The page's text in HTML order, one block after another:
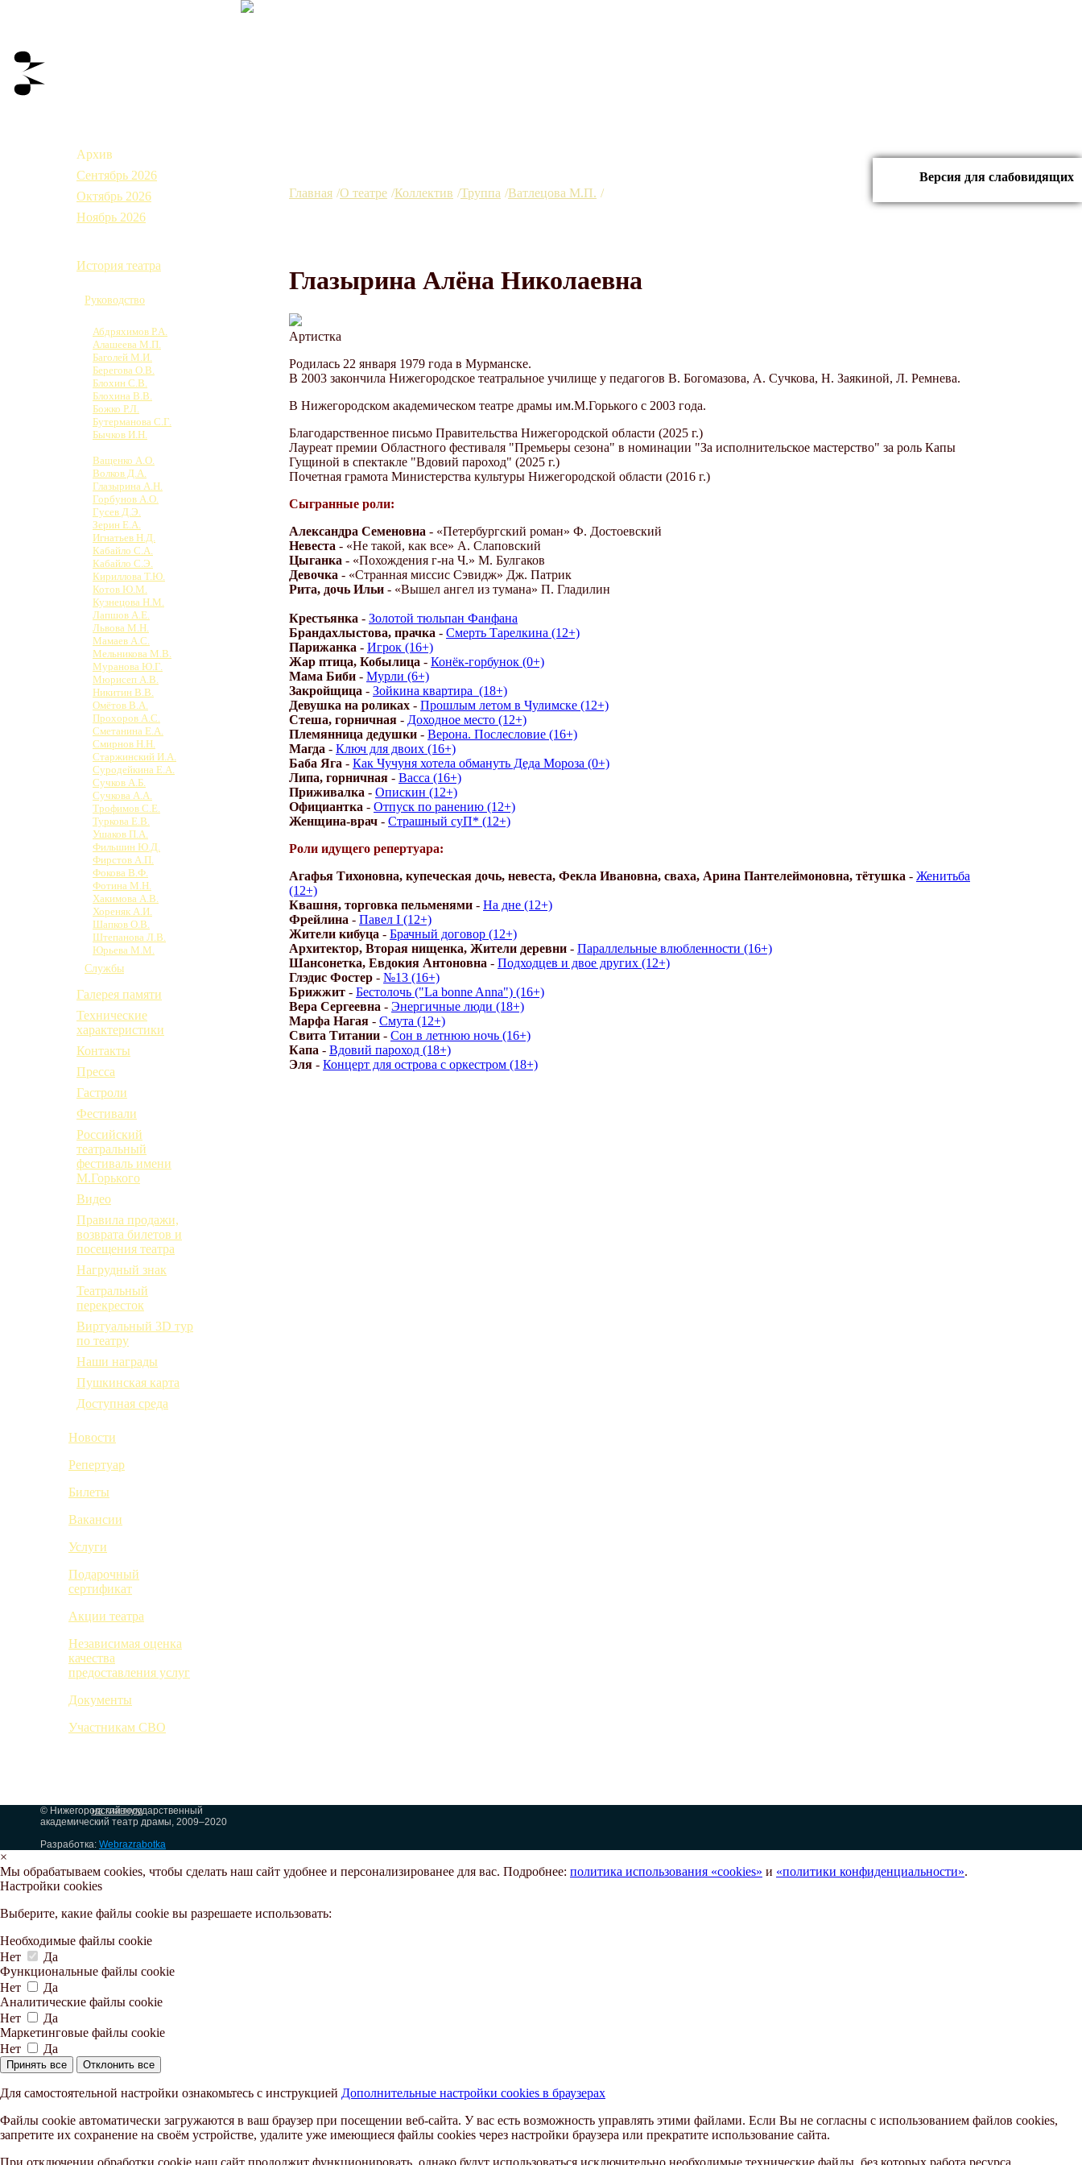
Архив
Сентябрь 2026
Октябрь 2026
Ноябрь 2026
История театра
Руководство
Абдряхимов Р.А.
Алашеева М.П.
Баголей М.И.
Берегова О.В.
Блохин С.В.
Блохина В.В.
Божко Р.Л.
Бутерманова С.Г.
Бычков И.Н.
Ващенко А.О.
Волков Д.А.
Глазырина А.Н.
Горбунов А.О.
Гусев Д.Э.
Зерин Е.А.
Игнатьев Н.Д.
Кабайло С.А.
Кабайло С.Э.
Кириллова Т.Ю.
Котов Ю.М.
Кузнецова Н.М.
Лапшов А.Е.
Львова М.Н.
Мамаев А.С.
Мельникова М.В.
Муранова Ю.Г.
Мюрисеп А.В.
Никитин В.В.
Омётов В.А.
Прохоров А.С.
Сметанина Е.А.
Смирнов Н.Н.
Старжинский И.А.
Суродейкина Е.А.
Сучков А.Б.
Сучкова А.А.
Трофимов С.Е.
Туркова Е.В.
Ушаков П.А.
Фильшин Ю.Д.
Фирстов А.П.
Фокова В.Ф.
Фотина М.Н.
Хакимова А.В.
Хореняк А.И.
Шапков О.В.
Штепанова Л.В.
Юрьева М.М.
Службы
Галерея памяти
Технические
характеристики
Контакты
Пресса
Гастроли
Фестивали
Российский
театральный
фестиваль имени
М.Горького
Видео
Правила продажи,
возврата билетов и
посещения театра
Нагрудный знак
Театральный
перекресток
Виртуальный 3D тур
по театру
Наши награды
Пушкинская карта
Доступная среда
Новости
Репертуар
Билеты
Вакансии
Услуги
Подарочный
сертификат
Акции театра
Независимая оценка
качества
предоставления услуг
Документы
Участникам СВО
на главную
Главная О театре Коллектив Труппа Ватлецова М.П.
Глазырина Алёна Николаевна
Артистка
Родилась 22 января 1979 года в Мурманске.
В 2003 закончила Нижегородское театральное училище у педагогов В. Богомазова, А. Сучкова, Н. Заякиной, Л. Ремнева.
В Нижегородском академическом театре драмы им.М.Горького с 2003 года.
Благодарственное письмо Правительства Нижегородской области (2025 г.)
Лауреат премии Областного фестиваля "Премьеры сезона" в номинации "За исполнительское мастерство" за роль Капы
Гущиной в спектакле "Вдовий пароход" (2025 г.)
Почетная грамота Министерства культуры Нижегородской области (2016 г.)
Сыгранные роли:
Александра Семеновна - «Петербургский роман» Ф. Достоевский
Невеста - «Не такой, как все» А. Слаповский
Цыганка - «Похождения г-на Ч.» М. Булгаков
Девочка - «Странная миссис Сэвидж» Дж. Патрик
Рита, дочь Ильи - «Вышел ангел из тумана» П. Гладилин
Крестьянка - Золотой тюльпан Фанфана
Брандахлыстова, прачка - Смерть Тарелкина (12+)
Парижанка - Игрок (16+)
Жар птица, Кобылица - Конёк-горбунок (0+)
Мама Биби - Мурли (6+)
Закройщица - Зойкина квартира_(18+)
Девушка на роликах - Прошлым летом в Чулимске (12+)
Стеша, горничная - Доходное место (12+)
Племянница дедушки - Верона. Послесловие (16+)
Магда - Ключ для двоих (16+)
Баба Яга - Как Чучуня хотела обмануть Деда Мороза (0+)
Липа, горничная - Васса (16+)
Приживалка - Опискин (12+)
Официантка - Отпуск по ранению (12+)
Женщина-врач - Страшный суП* (12+)
Роли идущего репертуара:
Агафья Тихоновна, купеческая дочь, невеста, Фекла Ивановна, сваха, Арина Пантелеймоновна, тётушка - Женитьба
(12+)
Квашня, торговка пельменями - На дне (12+)
Фрейлина - Павел I (12+)
Жители кибуца - Брачный договор (12+)
Архитектор, Вторая нищенка, Жители деревни - Параллельные влюбленности (16+)
Шансонетка, Евдокия Антоновна - Подходцев и двое других (12+)
Глэдис Фостер - №13 (16+)
Брижжит - Бестолочь ("La bonne Anna") (16+)
Вера Сергеевна - Энергичные люди (18+)
Марфа Нагая - Смута (12+)
Свита Титании - Сон в летнюю ночь (16+)
Капа - Вдовий пароход (18+)
Эля - Концерт для острова с оркестром (18+)
© Нижегородский государственный
академический театр драмы, 2009–2020
Разработка: Webrazrabotka
Версия для слабовидящих
×
Мы обрабатываем cookies, чтобы сделать наш сайт удобнее и персонализированее для вас. Подробнее: политика использования «cookies» и «политики конфиденциальности».
Настройки cookies
Выберите, какие файлы cookie вы разрешаете использовать:
Необходимые файлы cookie
Нет
Да
Функциональные файлы cookie
Нет
Да
Аналитические файлы cookie
Нет
Да
Маркетинговые файлы cookie
Нет
Да
Принять все Отклонить все
Для самостоятельной настройки ознакомьтесь с инструкцией Дополнительные настройки cookies в браузерах
Файлы cookie автоматически загружаются в ваш браузер при посещении веб-сайта. У вас есть возможность управлять этими файлами. Если Вы не согласны с использованием файлов cookies,
запретите их сохранение на своём устройстве, удалите уже имеющиеся файлы cookies через настройки браузера или прекратите использование сайта.
При отключении обработки cookie наш сайт продолжит функционировать, однако будут использоваться исключительно необходимые технические файлы, без которых работа ресурса